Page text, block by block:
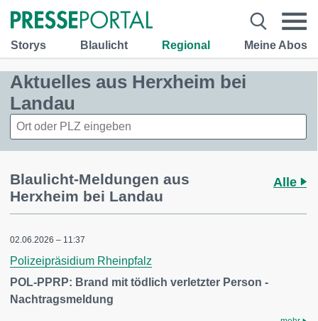
Storys Blaulicht Regional Meine Abos
Aktuelles aus Herxheim bei
Landau
Blaulicht-Meldungen aus
Herxheim bei Landau
Alle
02.06.2026 – 11:37
Polizeipräsidium Rheinpfalz
POL-PPRP: Brand mit tödlich verletzter Person -
Nachtragsmeldung